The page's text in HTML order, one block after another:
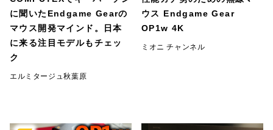
に聞いたEndgame Gearの
マウス開発マインド。日本
に来る注目モデルもチェッ
ク
エルミタージュ秋葉原
ウス Endgame Gear
OP1w 4K
ミオニ チャンネル